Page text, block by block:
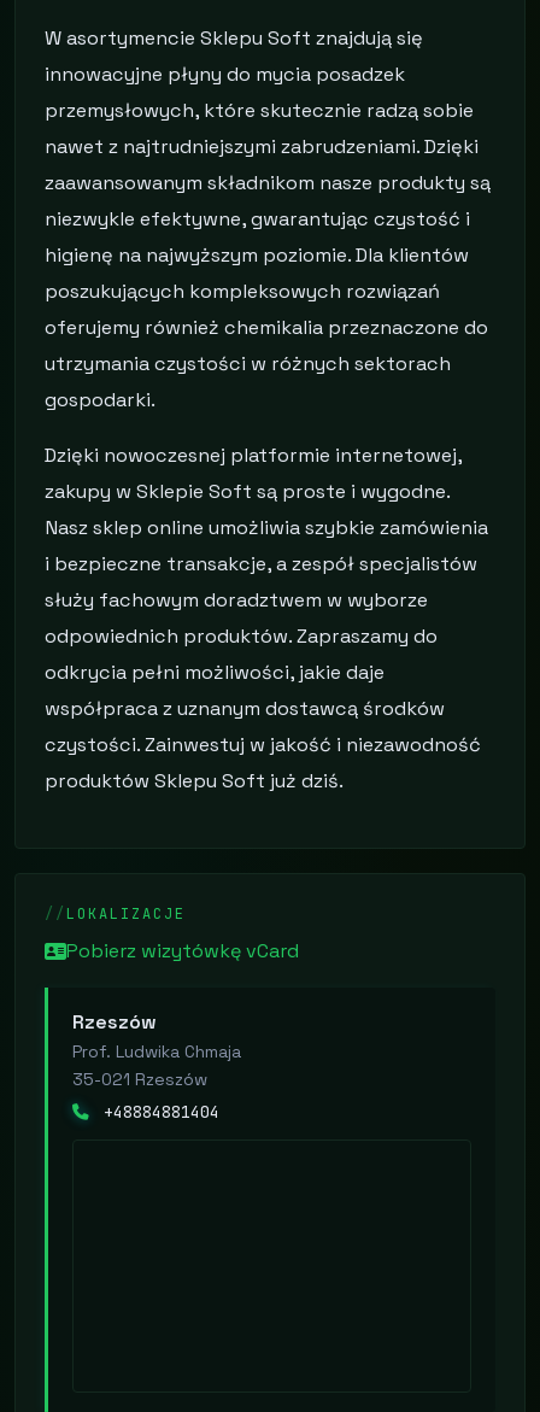
W asortymencie Sklepu Soft znajdują się
innowacyjne płyny do mycia posadzek
przemysłowych, które skutecznie radzą sobie
nawet z najtrudniejszymi zabrudzeniami. Dzięki
zaawansowanym składnikom nasze produkty są
niezwykle efektywne, gwarantując czystość i
higienę na najwyższym poziomie. Dla klientów
poszukujących kompleksowych rozwiązań
oferujemy również chemikalia przeznaczone do
utrzymania czystości w różnych sektorach
gospodarki.
Dzięki nowoczesnej platformie internetowej,
zakupy w Sklepie Soft są proste i wygodne.
Nasz sklep online umożliwia szybkie zamówienia
i bezpieczne transakcje, a zespół specjalistów
służy fachowym doradztwem w wyborze
odpowiednich produktów. Zapraszamy do
odkrycia pełni możliwości, jakie daje
współpraca z uznanym dostawcą środków
czystości. Zainwestuj w jakość i niezawodność
produktów Sklepu Soft już dziś.
LOKALIZACJE
Pobierz wizytówkę vCard
Rzeszów
Prof. Ludwika Chmaja
35-021 Rzeszów
+48884881404